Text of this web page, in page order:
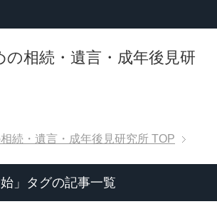
の相続・遺言・成年後見研
続・遺言・成年後見研究所 TOP
始」タグの記事一覧